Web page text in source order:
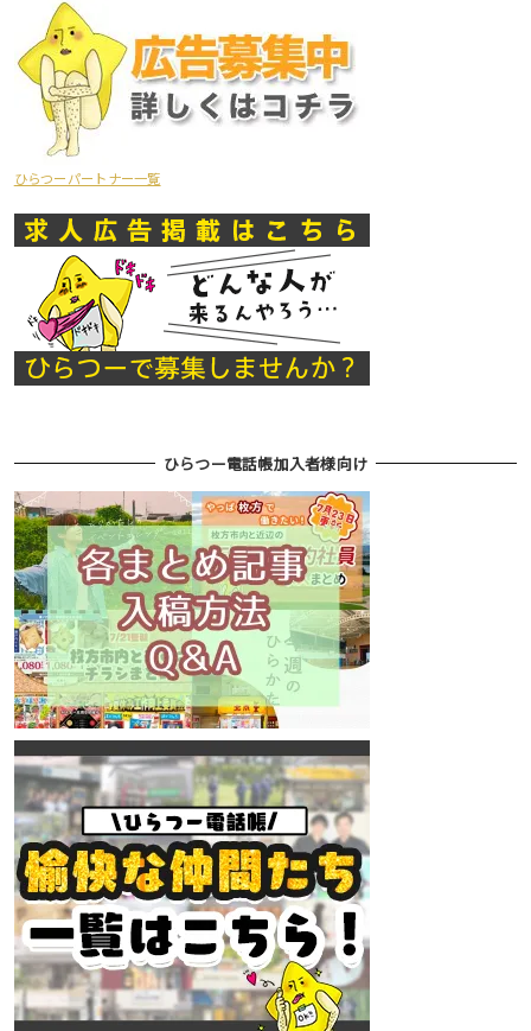
ひらつーパートナー一覧
ひらつー電話帳加入者様向け